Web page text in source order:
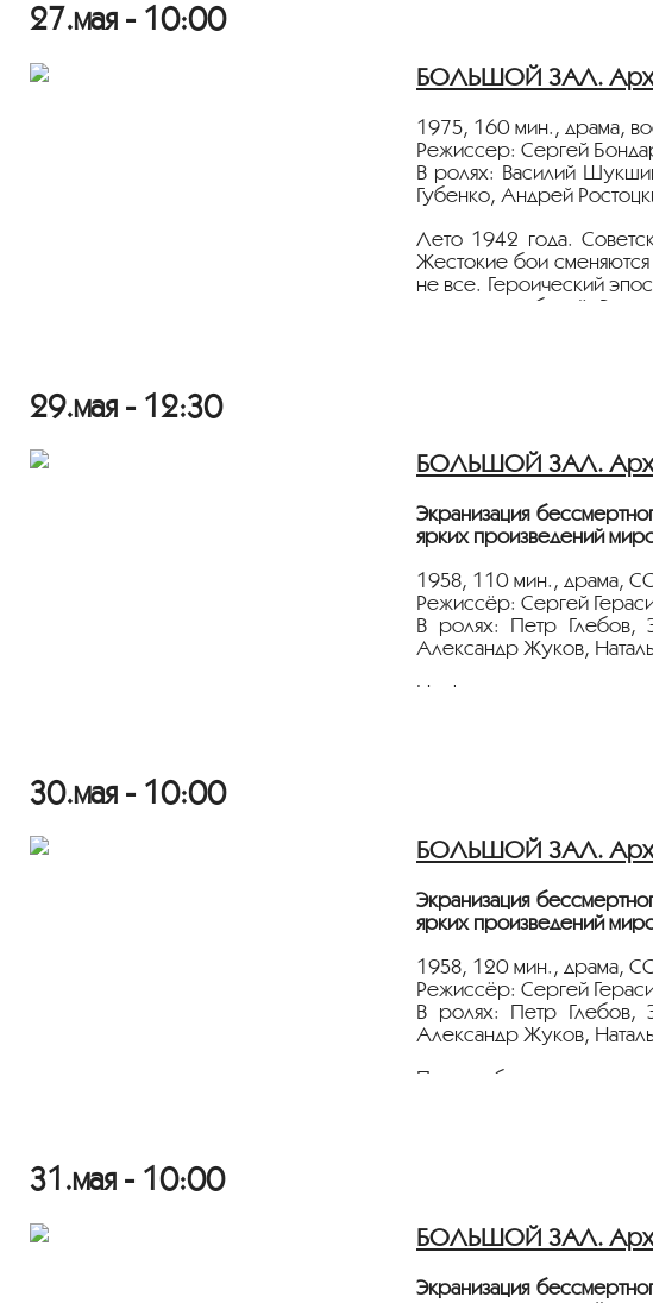
27.мая - 10:00
БОЛЬШОЙ ЗАЛ.
1975, 160 мин., драма,
Режиссер: Сергей
В ролях: Василий
Губенко, Андрей
Лето 1942 года.
Жестокие бои
не все. Героический
реальных событий.
29.мая - 12:30
БОЛЬШОЙ ЗАЛ.
Экранизация
ярких произведений
1958, 110 мин., драма,
Режиссёр: Сергей
В ролях: Петр Глебов,
Александр Жуков,
На фоне жизни донского
30.мая - 10:00
БОЛЬШОЙ ЗАЛ.
Экранизация
ярких произведений
1958, 120 мин., драма,
Режиссёр: Сергей
В ролях: Петр Глебов,
Александр Жуков,
Первое боевое
31.мая - 10:00
БОЛЬШОЙ ЗАЛ.
Экранизация